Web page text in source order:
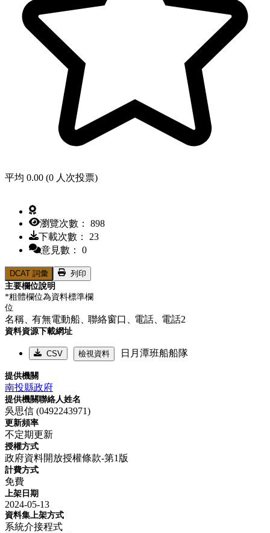
平均 0.00 (0 人次投票)
瀏覽次數： 898
下載次數： 23
意見數： 0
DCAT 詞彙
列印
主要欄位說明
*粗體欄位為資料標準欄
位
名稱、有無電動船、聯絡窗口、電話、電話2
資料資源下載網址
CSV 檢視資料 日月潭班船船隊
提供機關
南投縣政府
提供機關聯絡人姓名
吳思信 (0492243971)
更新頻率
不定期更新
授權方式
政府資料開放授權條款-第1版
計費方式
免費
上架日期
2024-05-13
資料集上架方式
系統介接程式